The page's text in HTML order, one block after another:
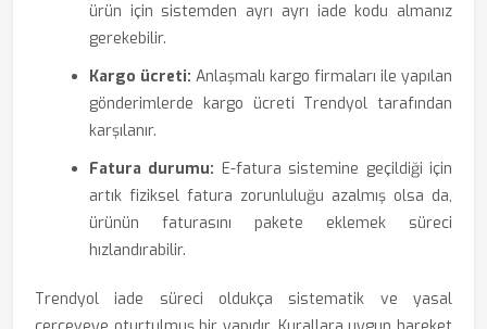
ürün için sistemden ayrı ayrı iade kodu almanız
gerekebilir.
Kargo ücreti: Anlaşmalı kargo firmaları ile yapılan
gönderimlerde kargo ücreti Trendyol tarafından
karşılanır.
Fatura durumu: E-fatura sistemine geçildiği için
artık fiziksel fatura zorunluluğu azalmış olsa da,
ürünün faturasını pakete eklemek süreci
hızlandırabilir.
Trendyol iade süreci oldukça sistematik ve yasal